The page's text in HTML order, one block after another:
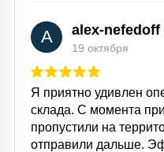
A alex-nefedoff
19 октября
Я приятно удивлен
склада. С момента
пропустили на
отправили дальше.